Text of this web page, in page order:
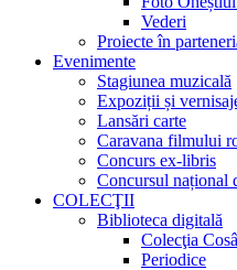
Vederi
Proiecte în
Evenimente
Stagiunea muzicală
Expoziții și
Lansări carte
Caravana filmului
Concurs ex-libris
Concursul național
COLECŢII
Biblioteca digitală
Colecţia
Periodice